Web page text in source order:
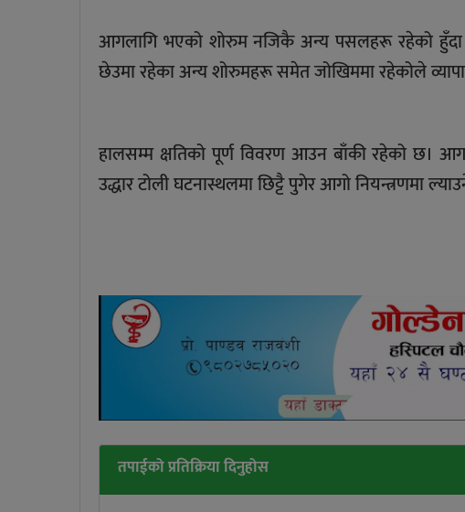
आगलागि भएको शोरुम नजिकै अन्य पसलहरू रहेको हुँदा
छेउमा रहेका अन्य शोरुमहरू समेत जोखिममा रहेकोले
हालसम्म क्षतिको पूर्ण विवरण आउन बाँकी रहेको
उद्धार टोली घटनास्थलमा छिट्टै पुगेर आगो नियन्त्रणमा
तपाईको प्रतिक्रिया दिनुहोस